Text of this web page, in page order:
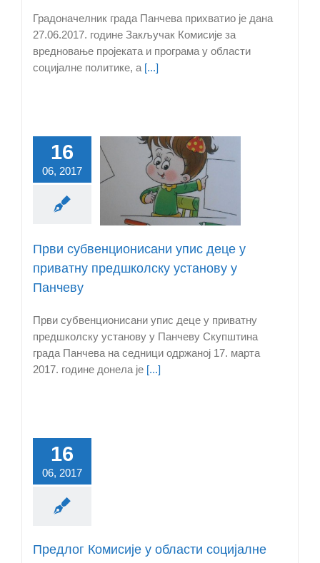
Градоначелник града Панчева прихватио је дана
27.06.2017. године Закључак Комисије за
вредновање пројеката и програма у области
социјалне политике, а [...]
16
06, 2017
Први субвенционисани упис деце у
приватну предшколску установу у
Панчеву
Први субвенционисани упис деце у приватну
предшколску установу у Панчеву Скупштина
града Панчева на седници одржаној 17. марта
2017. године донела је [...]
16
06, 2017
Предлог Комисије у области социјалне